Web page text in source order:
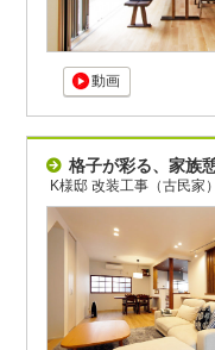
動画
格子が彩る、家族
K様邸 改装工事（古民家）